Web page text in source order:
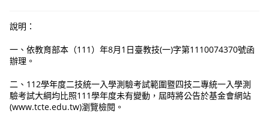
說明：
一、依教育部本（111）年8月1日臺教技(一)字第1110074370號函
辦理。
二、112學年度二技統一入學測驗考試範圍暨四技二專統一入學測
驗考試大綱均比照111學年度未有變動，屆時將公告於基金會網站
(www.tcte.edu.tw)瀏覽檢閱。